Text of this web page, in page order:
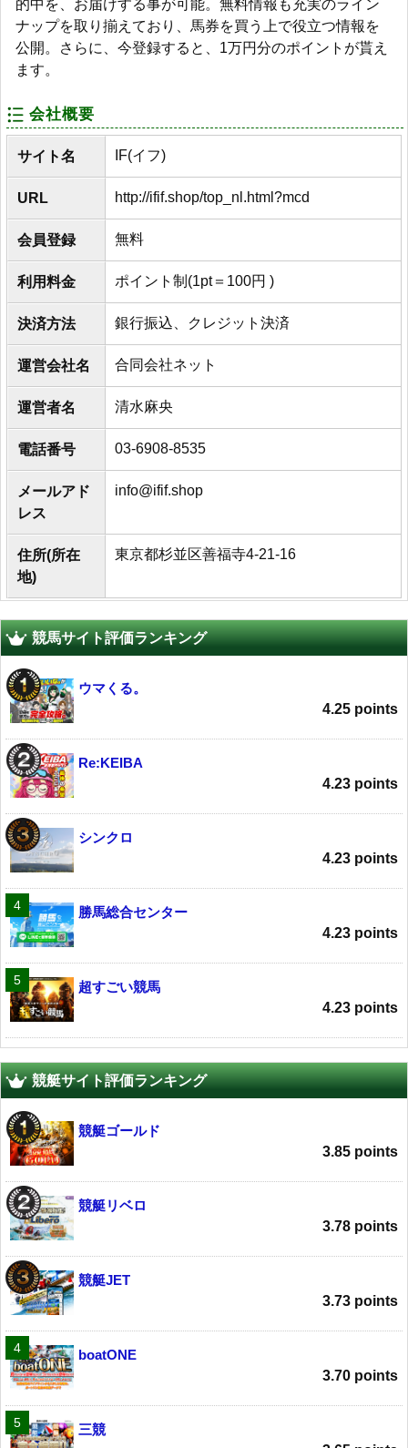
的中を、お届けする事が可能。無料情報も充実のライン
ナップを取り揃えており、馬券を買う上で役立つ情報を
公開。さらに、今登録すると、1万円分のポイントが貰え
ます。
会社概要
サイト名 IF(イフ)
URL http://ifif.shop/top_nl.html?mcd
会員登録 無料
利用料金 ポイント制(1pt＝100円 )
決済方法 銀行振込、クレジット決済
運営会社名 合同会社ネット
運営者名 清水麻央
電話番号 03-6908-8535
メールアド
レス
info@ifif.shop
住所(所在
地)
東京都杉並区善福寺4-21-16
競馬サイト評価ランキング
ウマくる。
4.25 points
Re:KEIBA
4.23 points
シンクロ
4.23 points
勝馬総合センター
4.23 points
超すごい競馬
4.23 points
競艇サイト評価ランキング
競艇ゴールド
3.85 points
競艇リベロ
3.78 points
競艇JET
3.73 points
boatONE
3.70 points
三競